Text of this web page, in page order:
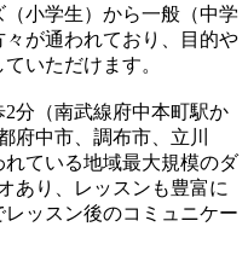
小学生）から一般（中学
が通われており、目的や
いただけます。
分（南武線府中本町駅か
府中市、調布市、立川
ている地域最大規模のダ
あり、レッスンも豊富に
ッスン後のコミュニケー